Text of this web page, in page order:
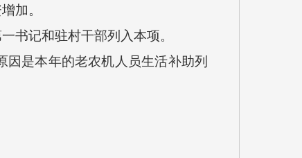
加。
书记和驻村干部列入本项。
因是本年的老农机人员生活补助列